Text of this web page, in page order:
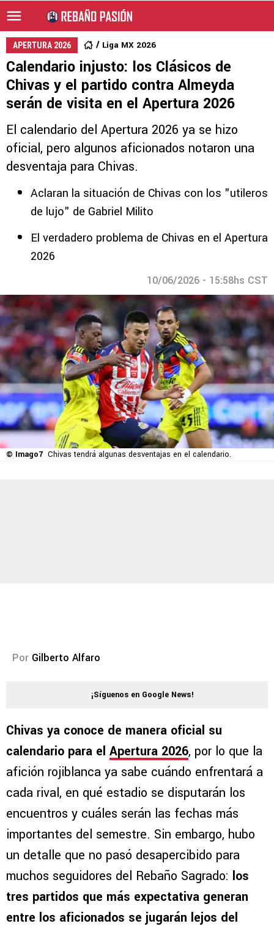
APERTURA 2026 Liga MX 2026
Calendario injusto: los Clásicos de
Chivas y el partido contra Almeyda
serán de visita en el Apertura 2026
El calendario del Apertura 2026 ya se hizo
oficial, pero algunos aficionados notaron una
desventaja para Chivas.
Aclaran la situación de Chivas con los "utileros
de lujo" de Gabriel Milito
El verdadero problema de Chivas en el Apertura
2026
10/06/2026 - 15:58hs CST
© Imago7 Chivas tendrá algunas desventajas en el calendario.
Por Gilberto Alfaro
¡Síguenos en Google News!
Chivas ya conoce de manera oficial su
calendario para el Apertura 2026, por lo que la
afición rojiblanca ya sabe cuándo enfrentará a
cada rival, en qué estadio se disputarán los
encuentros y cuáles serán las fechas más
importantes del semestre. Sin embargo, hubo
un detalle que no pasó desapercibido para
muchos seguidores del Rebaño Sagrado: los
tres partidos que más expectativa generan
entre los aficionados se jugarán lejos del